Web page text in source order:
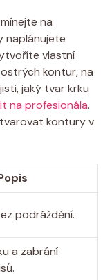
na
naplánujete
vlastní
kontur, na
jaký tvar krku
na profesionála.
kontury v
podráždění.
a zabrání